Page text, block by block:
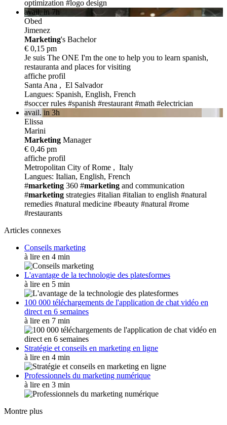
optimization #logo design
avail. in 7h
Obed
Jimenez
Marketing's Bachelor
€ 0,15 pm
Je suis The ONE I'm the one to help you to learn spanish,
restauranta and places for visiting
affiche profil
Santa Ana , El Salvador
Langues: Spanish, English, French
#soccer rules #spanish #restaurant #math #electrician
avail. in 3h
Elissa
Marini
Marketing Manager
€ 0,46 pm
affiche profil
Metropolitan City of Rome , Italy
Langues: Italian, English, French
#marketing 360 #marketing and communication
#marketing strategies #italian #italian to english #natural
remedies #natural medicine #beauty #natural #rome
#restaurants
Articles connexes
Conseils marketing
à lire en 4 min
L'avantage de la technologie des platesformes
à lire en 5 min
100 000 téléchargements de l'application de chat vidéo en
direct en 6 semaines
à lire en 7 min
Stratégie et conseils en marketing en ligne
à lire en 4 min
Professionnels du marketing numérique
à lire en 3 min
Montre plus